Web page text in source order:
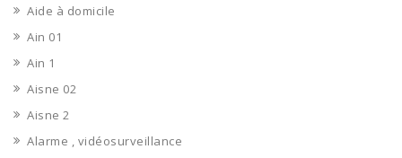
Aide à domicile
Ain 01
Ain 1
Aisne 02
Aisne 2
Alarme , vidéosurveillance